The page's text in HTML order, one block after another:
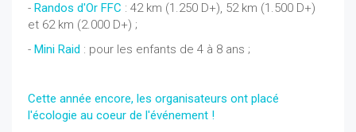
- Randos d'Or FFC : 42 km (1.250 D+), 52 km (1.500 D+)
et 62 km (2.000 D+) ;
- Mini Raid : pour les enfants de 4 à 8 ans ;
Cette année encore, les organisateurs ont placé
l'écologie au coeur de l'événement !